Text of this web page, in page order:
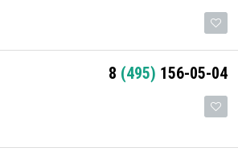
8 (495) 156-05-04